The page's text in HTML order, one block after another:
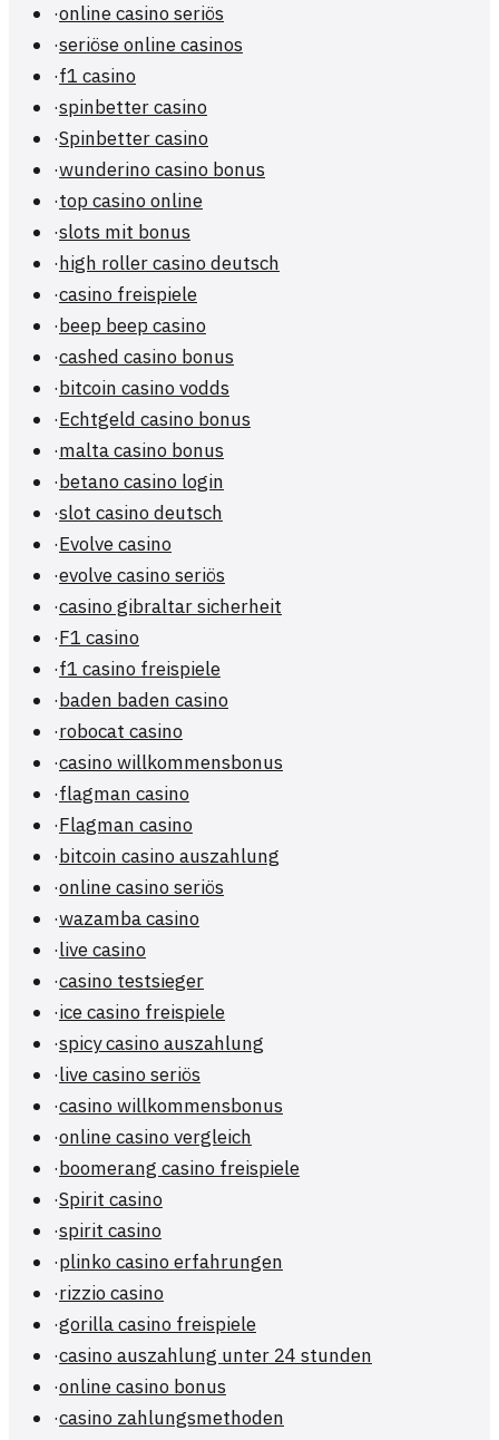
·online casino seriös
·seriöse online casinos
·f1 casino
·spinbetter casino
·Spinbetter casino
·wunderino casino bonus
·top casino online
·slots mit bonus
·high roller casino deutsch
·casino freispiele
·beep beep casino
·cashed casino bonus
·bitcoin casino vodds
·Echtgeld casino bonus
·malta casino bonus
·betano casino login
·slot casino deutsch
·Evolve casino
·evolve casino seriös
·casino gibraltar sicherheit
·F1 casino
·f1 casino freispiele
·baden baden casino
·robocat casino
·casino willkommensbonus
·flagman casino
·Flagman casino
·bitcoin casino auszahlung
·online casino seriös
·wazamba casino
·live casino
·casino testsieger
·ice casino freispiele
·spicy casino auszahlung
·live casino seriös
·casino willkommensbonus
·online casino vergleich
·boomerang casino freispiele
·Spirit casino
·spirit casino
·plinko casino erfahrungen
·rizzio casino
·gorilla casino freispiele
·casino auszahlung unter 24 stunden
·online casino bonus
·casino zahlungsmethoden